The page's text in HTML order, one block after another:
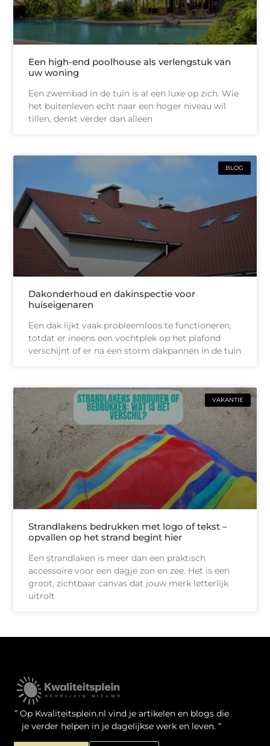
Een high-end poolhouse als verlengstuk van
uw woning
Een zwembad in de tuin is al een luxe op zich. Wie
het buitenleven echt naar een hoger niveau wil
tillen, denkt verder dan alleen
BLOG
Dakonderhoud en dakinspectie voor
huiseigenaren
Een dak lijkt vaak probleemloos te functioneren,
totdat er ineens een vochtplek op het plafond
verschijnt of er na een storm dakpannen in de tuin
VAKANTIE
Strandlakens bedrukken met logo of tekst –
opvallen op het strand begint hier
Een strandlaken is meer dan een praktisch
accessoire voor een dagje zon en zee. Het is een
groot, zichtbaar canvas dat jouw merk letterlijk
uitrolt
” Op Kwaliteitsplein.nl vind je artikelen en blogs die
je verder helpen in je dagelijkse werk en leven. “